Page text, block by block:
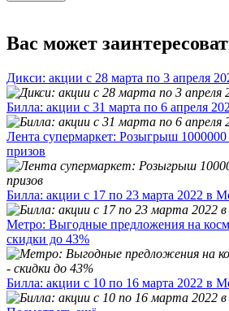
Вас может
Дикси: акции с 28 марта по 3 апреля
Билла: акции с 31 марта по 6 апреля
Лента супермаркет: Розыгрыш
призов
Билла: акции с 17 по 23 марта 2022 в
Метро: Выгодные предложения на
скидки до 43%
Билла: акции с 10 по 16 марта 2022 в